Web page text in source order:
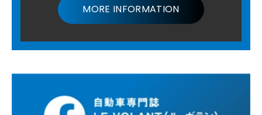
MORE INFORMATION